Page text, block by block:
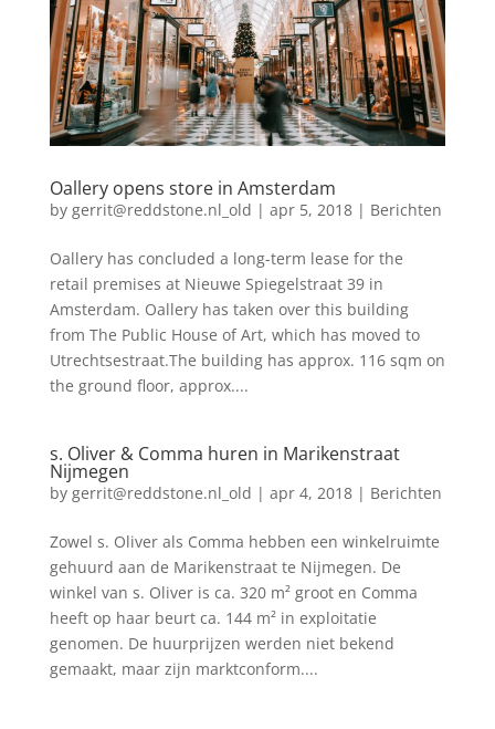
Oallery opens store in Amsterdam
by gerrit@reddstone.nl_old | apr 5, 2018| Berichten
Oallery has concluded a long-term lease for the
retail premises at Nieuwe Spiegelstraat 39 in
Amsterdam. Oallery has taken over this building
from The Public House of Art, which has moved to
Utrechtsestraat.The building has approx. 116 sqm on
the ground floor, approx....
s. Oliver & Comma huren in Marikenstraat
Nijmegen
by gerrit@reddstone.nl_old | apr 4, 2018| Berichten
Zowel s. Oliver als Comma hebben een winkelruimte
gehuurd aan de Marikenstraat te Nijmegen. De
winkel van s. Oliver is ca. 320 m² groot en Comma
heeft op haar beurt ca. 144 m² in exploitatie
genomen. De huurprijzen werden niet bekend
gemaakt, maar zijn marktconform....